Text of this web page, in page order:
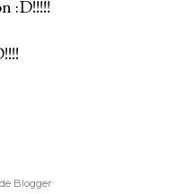
:D!!!!!
Blogger